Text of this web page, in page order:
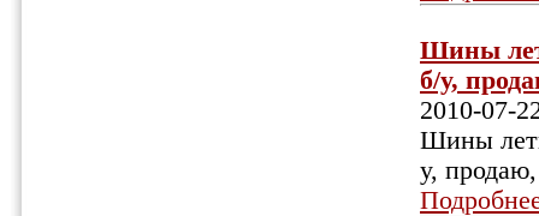
Шины
б/у,
2010-07-
Шины
у,